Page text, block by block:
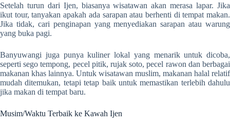
Setelah turun dari Ijen, biasanya wisatawan akan merasa lapar. Jika
ikut tour, tanyakan apakah ada sarapan atau berhenti di tempat makan.
Jika tidak, cari penginapan yang menyediakan sarapan atau warung
yang buka pagi.
Banyuwangi juga punya kuliner lokal yang menarik untuk dicoba,
seperti sego tempong, pecel pitik, rujak soto, pecel rawon dan berbagai
makanan khas lainnya. Untuk wisatawan muslim, makanan halal relatif
mudah ditemukan, tetapi tetap baik untuk memastikan terlebih dahulu
jika makan di tempat baru.
Musim/Waktu Terbaik ke Kawah Ijen